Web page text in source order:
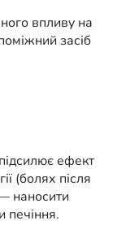
впливу на
засіб
ефект
(болях після
наносити
печіння.